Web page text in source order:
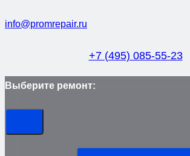
info@promrepair.ru
+7 (495) 085-55-23
Выберите ремонт: